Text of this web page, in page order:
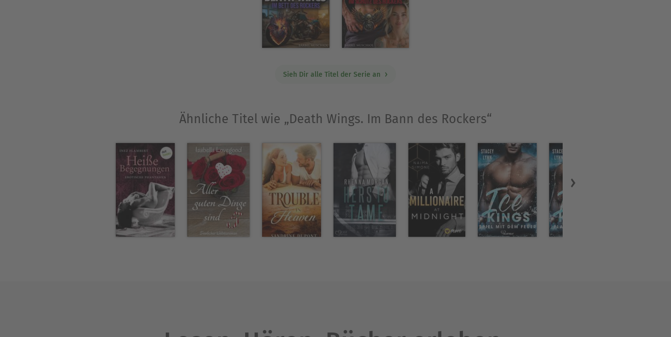
Bärbel Muschiol wurde 1986 in Weilheim, Oberbayern, geboren. Glücklich verheiratet lebt und arbeitet sie
mit ihrem Mann und ihren zwei Kindern heute noch immer im tiefsten Bayern. Im Genre Erotik und in der
Belletristik hat sich die Autorin mittlerweile einen festen Platz in den Bestsellerlisten geschaffen.
Sieh Dir alle Titel der Serie an
Ähnliche Titel wie „Death Wings. Im Bann des Rockers“